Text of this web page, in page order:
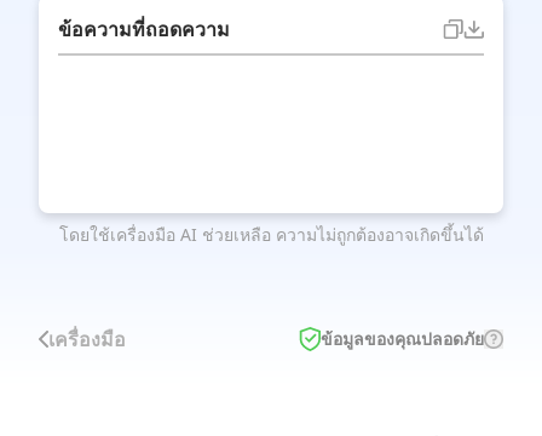
ข้อความที่ถอดความ
โดยใช้เครื่องมือ AI ช่วยเหลือ ความไม่ถูกต้องอาจเกิดขึ้นได้
เครื่องมือ ข้อมูลของคุณปลอดภัย